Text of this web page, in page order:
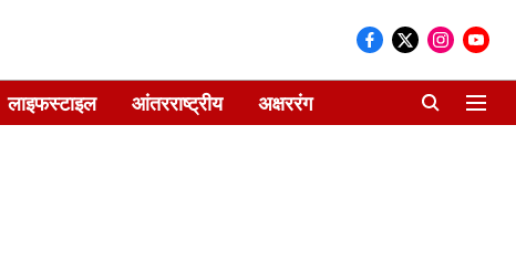
लाइफस्टाइल आंतरराष्ट्रीय अक्षररंग